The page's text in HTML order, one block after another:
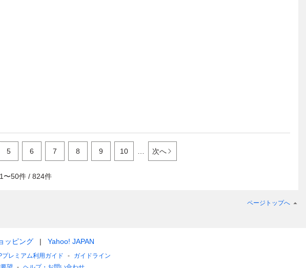
5 6 7 8 9 10 次へ
1〜50件 / 824件
ページトップへ
ッピング Yahoo! JAPAN
プレミアム利用ガイド
ガイドライン